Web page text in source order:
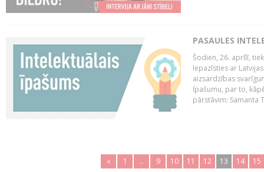
PASAULES
Šodien, 26. aprīlī,
Iepazīsties ar
aizsardzības
īpašumu, par to,
pārstāvim: Samanta
« 1 .. 9 10 11 12 13 14 15